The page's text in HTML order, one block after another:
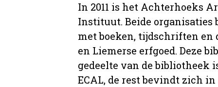
In 2011 is het Achterhoeks
Instituut. Beide organisaties
met boeken, tijdschriften
en Liemerse erfgoed. Deze
gedeelte van de bibliotheek
ECAL, de rest bevindt zich